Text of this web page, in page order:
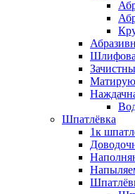
Шпатлёвка
1к